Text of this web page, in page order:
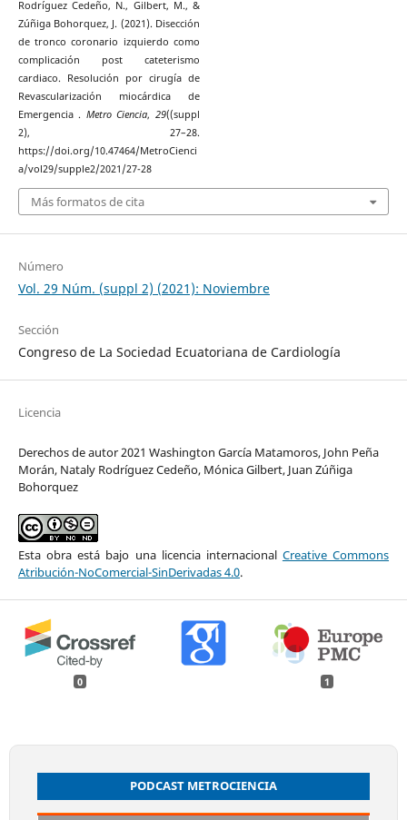
Rodríguez Cedeño, N., Gilbert, M., &
Zúñiga Bohorquez, J. (2021). Disección
de tronco coronario izquierdo como
complicación post cateterismo
cardiaco. Resolución por cirugía de
Revascularización miocárdica de
Emergencia . Metro Ciencia, 29((suppl
2), 27–28.
https://doi.org/10.47464/MetroCienci
a/vol29/supple2/2021/27-28
Más formatos de cita
Número
Vol. 29 Núm. (suppl 2) (2021): Noviembre
Sección
Congreso de La Sociedad Ecuatoriana de Cardiología
Licencia
Derechos de autor 2021 Washington García Matamoros, John Peña
Morán, Nataly Rodríguez Cedeño, Mónica Gilbert, Juan Zúñiga
Bohorquez
Esta obra está bajo una licencia internacional Creative Commons
Atribución-NoComercial-SinDerivadas 4.0.
0 1
PODCAST METROCIENCIA